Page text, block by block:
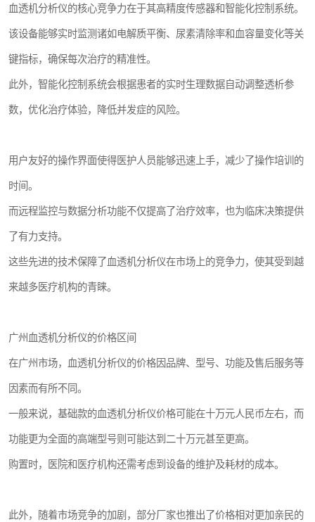
血透机分析仪的核心竞争力在于其高精度传感器和智能化控制系统。
该设备能够实时监测诸如电解质平衡、尿素清除率和血容量变化等关
键指标，确保每次治疗的精准性。
此外，智能化控制系统会根据患者的实时生理数据自动调整透析参
数，优化治疗体验，降低并发症的风险。
用户友好的操作界面使得医护人员能够迅速上手，减少了操作培训的
时间。
而远程监控与数据分析功能不仅提高了治疗效率，也为临床决策提供
了有力支持。
这些先进的技术保障了血透机分析仪在市场上的竞争力，使其受到越
来越多医疗机构的青睐。
广州血透机分析仪的价格区间
在广州市场，血透机分析仪的价格因品牌、型号、功能及售后服务等
因素而有所不同。
一般来说，基础款的血透机分析仪价格可能在十万元人民币左右，而
功能更为全面的高端型号则可能达到二十万元甚至更高。
购置时，医院和医疗机构还需考虑到设备的维护及耗材的成本。
此外，随着市场竞争的加剧，部分厂家也推出了价格相对更加亲民的